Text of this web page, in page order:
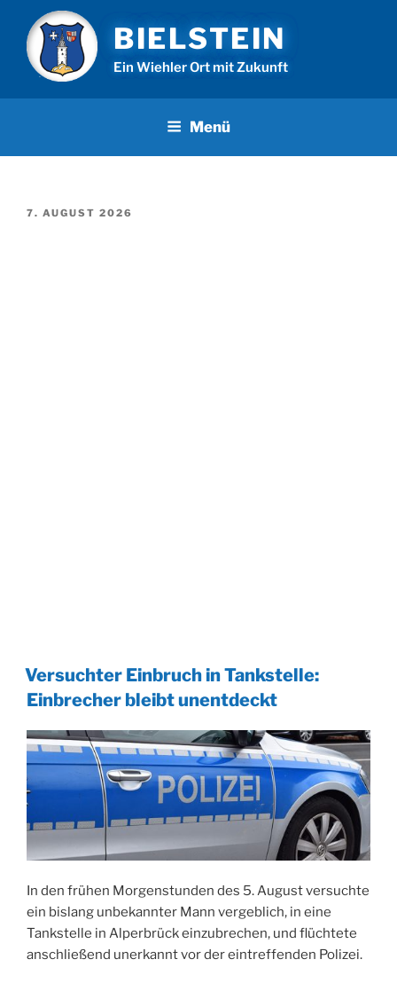
Inhalt
springen
BIELSTEIN
Ein Wiehler Ort mit Zukunft
Menü
VERÖFFENTLICHT
7. AUGUST 2026
Versuchter Einbruch in Tankstelle:
Einbrecher bleibt unentdeckt
In den frühen Morgenstunden des 5. August versuchte
ein bislang unbekannter Mann vergeblich, in eine
Tankstelle in Alperbrück einzubrechen, und flüchtete
anschließend unerkannt vor der eintreffenden Polizei.